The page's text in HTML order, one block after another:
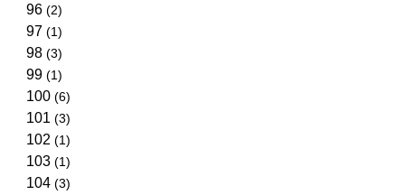
96(2)
97(1)
98(3)
99(1)
100(6)
101(3)
102(1)
103(1)
104(3)